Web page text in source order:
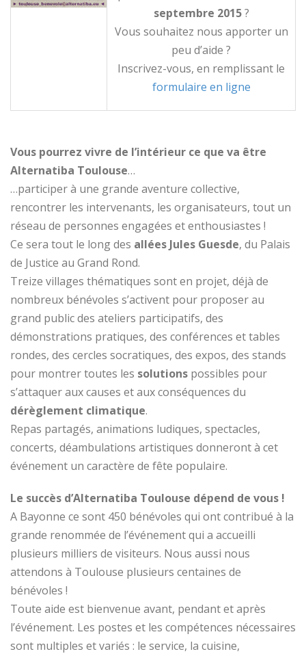
septembre 2015?
Vous souhaitez nous apporter un
peu d’aide ?
Inscrivez-vous, en remplissant le
formulaire en ligne
Vous pourrez vivre de l’intérieur ce que va être
Alternatiba Toulouse…
…participer à une grande aventure collective,
rencontrer les intervenants, les organisateurs, tout un
réseau de personnes engagées et enthousiastes !
Ce sera tout le long des allées Jules Guesde, du Palais
de Justice au Grand Rond.
Treize villages thématiques sont en projet, déjà de
nombreux bénévoles s’activent pour proposer au
grand public des ateliers participatifs, des
démonstrations pratiques, des conférences et tables
rondes, des cercles socratiques, des expos, des stands
pour montrer toutes les solutions possibles pour
s’attaquer aux causes et aux conséquences du
dérèglement climatique.
Repas partagés, animations ludiques, spectacles,
concerts, déambulations artistiques donneront à cet
événement un caractère de fête populaire.
Le succès d’Alternatiba Toulouse dépend de vous !
A Bayonne ce sont 450 bénévoles qui ont contribué à la
grande renommée de l’événement qui a accueilli
plusieurs milliers de visiteurs. Nous aussi nous
attendons à Toulouse plusieurs centaines de
bénévoles !
Toute aide est bienvenue avant, pendant et après
l’événement. Les postes et les compétences nécessaires
sont multiples et variés : le service, la cuisine,